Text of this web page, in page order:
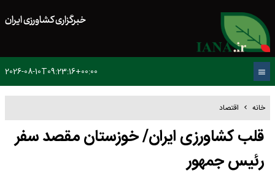
خبرگزاری کشاورزی ایران
2026-08-10T09:23:16+00:00
خانه اقتصاد
قلب کشاورزی ایران/ خوزستان مقصد سفر
رئیس جمهور